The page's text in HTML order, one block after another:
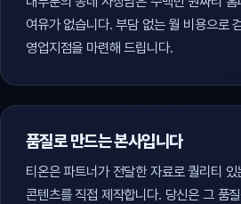
여유가 없습니다. 부담 없는 월 비용으로
영업지점을 마련해 드립니다.
품질로 만드는 본사입니다
티온은 파트너가 전달한 자료로 퀄리티
콘텐츠를 직접 제작합니다. 당신은 그 품